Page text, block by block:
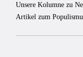
Unsere Kolumne zu
Artikel zum